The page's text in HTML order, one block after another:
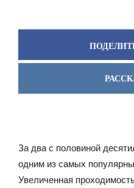
За два с половиной
одним из самых
Увеличенная